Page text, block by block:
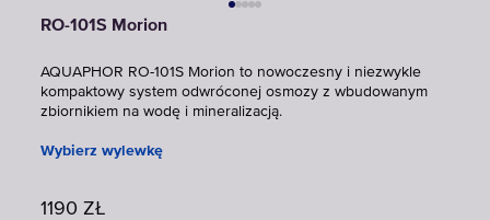
RO-101S Morion
AQUAPHOR RO-101S Morion to nowoczesny i niezwykle
kompaktowy system odwróconej osmozy z wbudowanym
zbiornikiem na wodę i mineralizacją.
Wybierz wylewkę
1190 ZŁ